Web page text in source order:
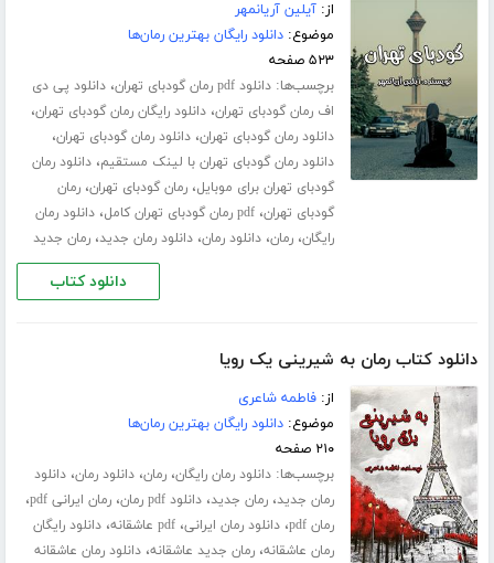
از:آیلین آریانمهر
موضوع:دانلود رایگان بهترین رمان‌ها
۵۲۳ صفحه
برچسب‌ها:دانلود pdf رمان گودبای تهران ،دانلود پی دی
اف رمان گودبای تهران،دانلود رایگان رمان گودبای تهران،
دانلود رمان گودبای تهران،دانلود رمان گودبای تهران،
دانلود رمان گودبای تهران با لینک مستقیم،دانلود رمان
گودبای تهران برای موبایل،رمان گودبای تهران،رمان
گودبای تهران،pdf رمان گودبای تهران کامل ،دانلود رمان
رایگان،رمان،دانلود رمان،دانلود رمان جدید،رمان جدید
دانلود کتاب
دانلود کتاب رمان به شیرینی یک رویا
از:فاطمه شاعری
موضوع:دانلود رایگان بهترین رمان‌ها
۲۱۰ صفحه
برچسب‌ها:دانلود رمان رایگان،رمان،دانلود رمان،دانلود
رمان جدید،رمان جدید،دانلود pdf رمان ،رمان ایرانی pdf ،
رمان pdf ،دانلود رمان ایرانی،pdf عاشقانه ،دانلود رایگان
رمان عاشقانه،رمان جدید عاشقانه،دانلود رمان عاشقانه